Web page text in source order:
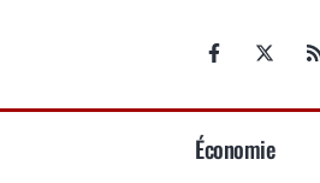
Économie